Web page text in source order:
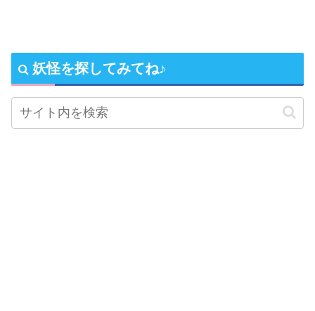
妖怪を探してみてね♪